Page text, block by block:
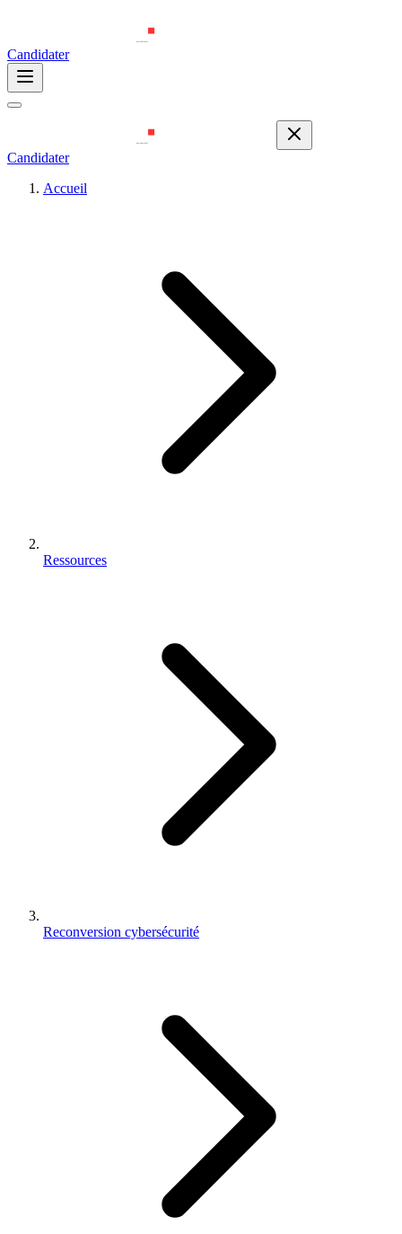
Candidater
Candidater
Accueil
Ressources
Reconversion cybersécurité